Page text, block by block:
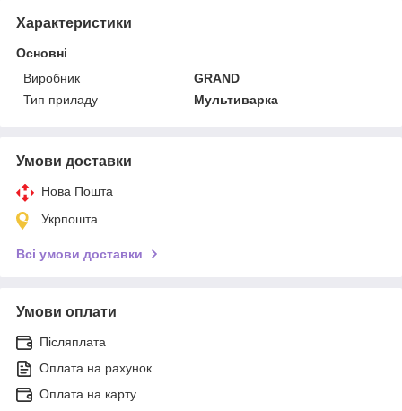
Характеристики
Основні
Виробник
GRAND
Тип приладу
Мультиварка
Умови доставки
Нова Пошта
Укрпошта
Всі умови доставки
Умови оплати
Післяплата
Оплата на рахунок
Оплата на карту